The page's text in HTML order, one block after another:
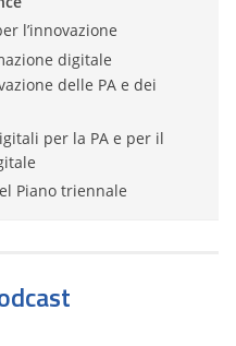
l’innovazione
digitale
delle PA e dei
per la PA e per il
Piano triennale